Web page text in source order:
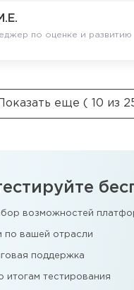
по оценке и развитию
еще ( 10 из
возможностей
по вашей отрасли
поддержка
итогам тестирования